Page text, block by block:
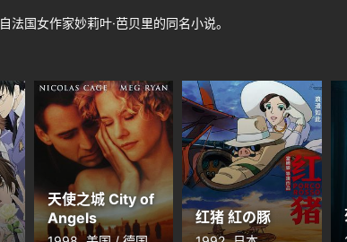
国女作家妙莉叶·芭贝里的同名小说。
天使之城 City of
Angels
红猪 紅の豚